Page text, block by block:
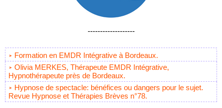
-------------------
Formation en EMDR Intégrative à Bordeaux.
Olivia MERKES, Thérapeute EMDR Intégrative,
Hypnothérapeute près de Bordeaux.
Hypnose de spectacle: bénéfices ou dangers pour le sujet.
Revue Hypnose et Thérapies Brèves n°78.